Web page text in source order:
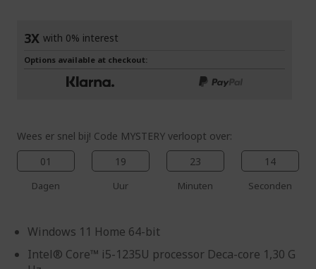
Wees er snel bij! Code MYSTERY verloopt over:
01
Dagen
19
Uur
23
Minuten
14
Seconden
Windows 11 Home 64-bit
Intel® Core™ i5-1235U processor Deca-core 1,30 G
3X with 0% interest
Options available at checkout: